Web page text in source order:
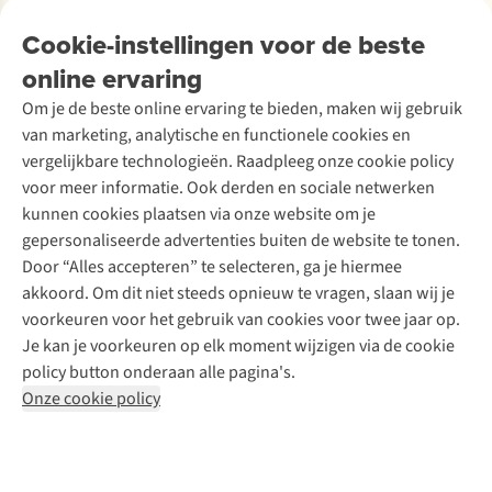
Cookie-instellingen voor de beste
online ervaring
Om je de beste online ervaring te bieden, maken wij gebruik
van marketing, analytische en functionele cookies en
vergelijkbare technologieën. Raadpleeg onze cookie policy
voor meer informatie. Ook derden en sociale netwerken
kunnen cookies plaatsen via onze website om je
gepersonaliseerde advertenties buiten de website te tonen.
Door “Alles accepteren” te selecteren, ga je hiermee
akkoord. Om dit niet steeds opnieuw te vragen, slaan wij je
voorkeuren voor het gebruik van cookies voor twee jaar op.
Je kan je voorkeuren op elk moment wijzigen via de cookie
policy button onderaan alle pagina's.
Onze cookie policy
Garantie
Contact
Onze winkels
Over A.S.Adventure
Toegankelijkheidsverklaring
Ski-onderhoud
Wasservice
Schoenonderhoud
Schoenherstelling
Kledingherstelling
Retouches
Voor bedrijven
A.S.Magazine
Podcast
Explore Academy
Explore Camp
Gear Check
Inspiratie & advies
Meld je aan voor de nieuwsbrief
Follow us
Disclaimer Privacy Policy
Algemene voorwaarden
Cookie Policy